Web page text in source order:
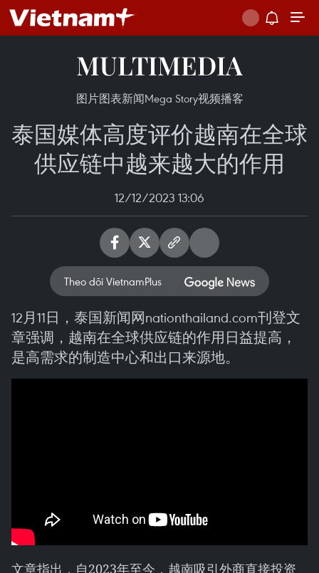
MULTIMEDIA
图片图表新闻Mega Story视频播客
泰国媒体高度评价越南在全球
供应链中越来越大的作用
12/12/2023 13:06
Theo dõi VietnamPlus
12月11日，泰国新闻网nationthailand.com刊登文
章强调，越南在全球供应链的作用日益提高，
是高需求的制造中心和出口来源地。
文章指出，自2023年至今，越南吸引外商直接投资